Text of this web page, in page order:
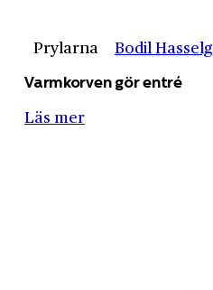
Prylarna Bodil
Varmkorven gör entré
Läs mer